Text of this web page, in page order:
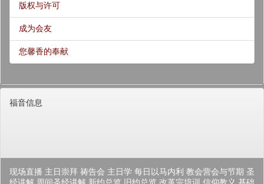
版权与许可
成为会友
您馨香的奉献
福音信息
现场直播 主日崇拜 祷告会 主日学 每日以马内利 教会营会与节期 圣